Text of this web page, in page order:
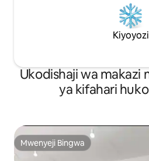
Kiyoyozi
Ukodishaji wa makazi
ya kifahari
Mwenyeji Bingwa
Mwenyeji Bingwa